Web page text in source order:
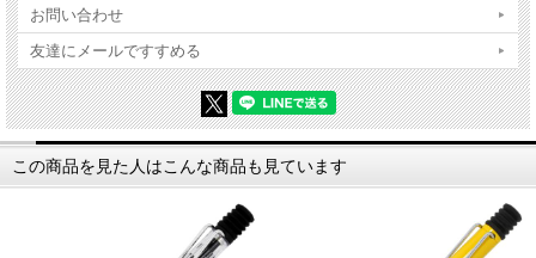
お問い合わせ
友達にメールですすめる
この商品を見た人はこんな商品も見ています